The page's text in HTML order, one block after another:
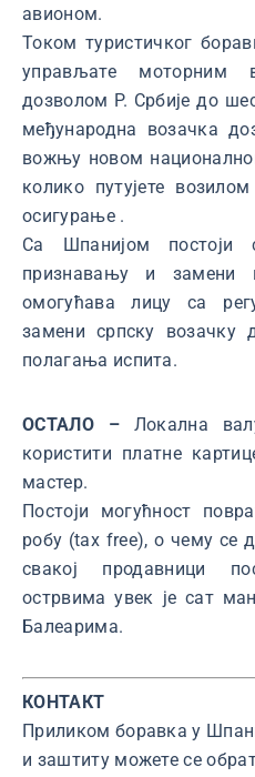
авионом.
Током туристичког
управљате моторним
дозволом Р. Србије до
међународна возачка
вожњу новом
колико путујете
осигурање .
Са Шпанијом постоји
признавању и замени
омогућава лицу са
замени српску возачку
полагања испита.
ОСТАЛО –Локална
користити платне
мастер.
Постоји могућност
робу (tax free), о чему се
свакој продавници
острвима увек је сат
Балеарима.
КОНТАКТ
Приликом боравка у
и заштиту можете се